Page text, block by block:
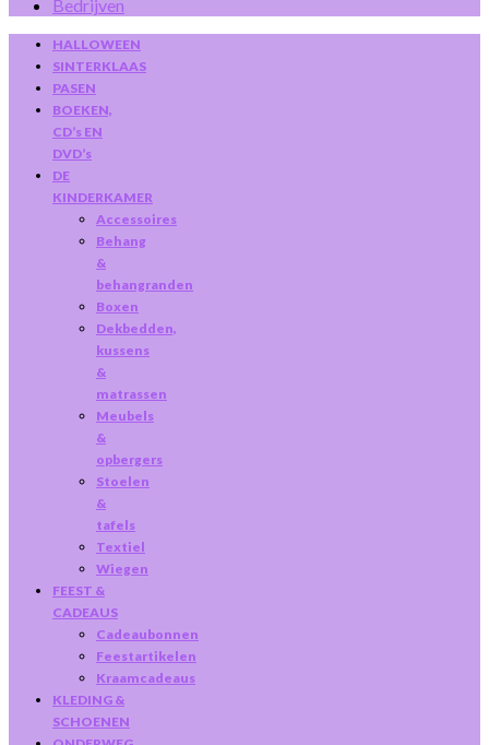
Bedrijven
HALLOWEEN
SINTERKLAAS
PASEN
BOEKEN,
CD’s EN
DVD’s
DE
KINDERKAMER
Accessoires
Behang
&
behangranden
Boxen
Dekbedden,
kussens
&
matrassen
Meubels
&
opbergers
Stoelen
&
tafels
Textiel
Wiegen
FEEST &
CADEAUS
Cadeaubonnen
Feestartikelen
Kraamcadeaus
KLEDING &
SCHOENEN